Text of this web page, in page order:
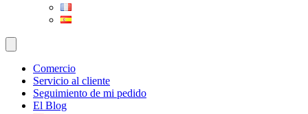
Comercio
Servicio al cliente
Seguimiento de mi pedido
El Blog